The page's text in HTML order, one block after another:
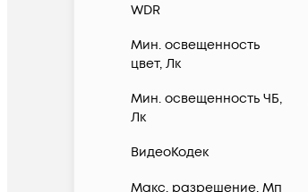
WDR
Мин. освещенность
цвет, Лк
Мин. освещенность ЧБ,
Лк
ВидеоКодек
Макс. разрешение, Мп